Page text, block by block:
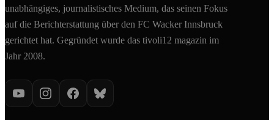
unabhängiges, journalistisches Medium, das seinen Fokus
auf die Berichterstattung über den FC Wacker Innsbruck
gerichtet hat. Gegründet wurde das tivoli12 magazin im
Jahr 2008.